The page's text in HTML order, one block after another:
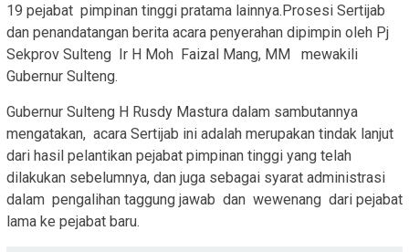
19 pejabat pimpinan tinggi pratama lainnya.Prosesi Sertijab
dan penandatangan berita acara penyerahan dipimpin oleh Pj
Sekprov Sulteng Ir H Moh Faizal Mang, MM mewakili
Gubernur Sulteng.
Gubernur Sulteng H Rusdy Mastura dalam sambutannya
mengatakan, acara Sertijab ini adalah merupakan tindak lanjut
dari hasil pelantikan pejabat pimpinan tinggi yang telah
dilakukan sebelumnya, dan juga sebagai syarat administrasi
dalam pengalihan taggung jawab dan wewenang dari pejabat
lama ke pejabat baru.